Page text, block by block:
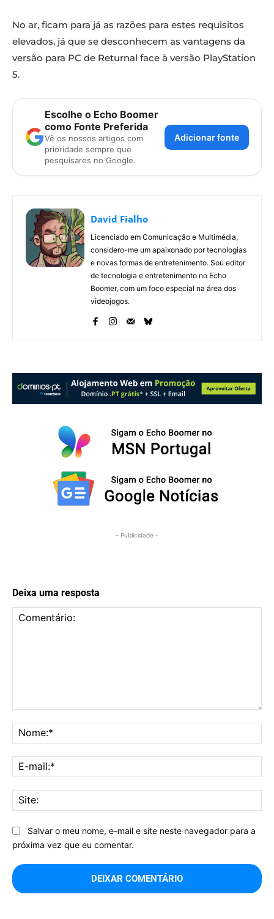
No ar, ficam para já as razões para estes requisitos
elevados, já que se desconhecem as vantagens da
versão para PC de Returnal face à versão PlayStation
5.
Escolhe o Echo Boomer
como Fonte Preferida
Vê os nossos artigos com
prioridade sempre que
pesquisares no Google.
Adicionar fonte
David Fialho
Licenciado em Comunicação e Multimédia,
considero-me um apaixonado por tecnologias
e novas formas de entretenimento. Sou editor
de tecnologia e entretenimento no Echo
Boomer, com um foco especial na área dos
videojogos.
- Publicidade -
Deixa uma resposta
Salvar o meu nome, e-mail e site neste navegador para a
próxima vez que eu comentar.